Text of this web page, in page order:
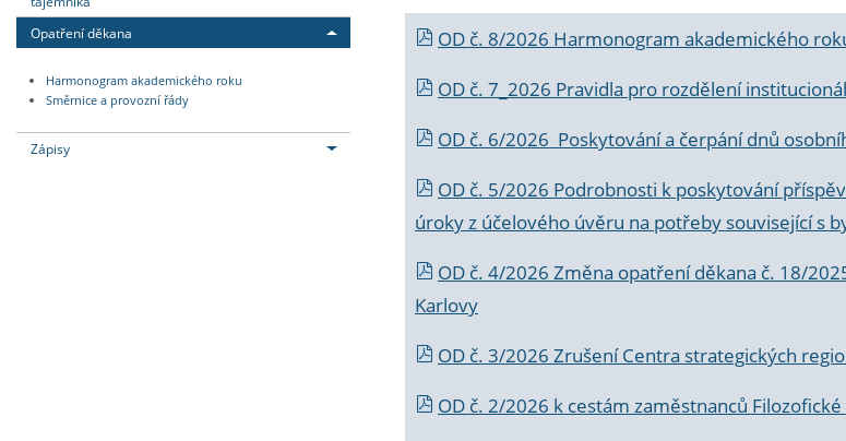
Opatření děkana
Harmonogram akademického roku
Směrnice a provozní řády
Zápisy
OD č. 8/2026 Harmonogram akademického
OD č. 7_2026 Pravidla pro rozdělení
OD č. 6/2026 Poskytování a čerpání dnů
OD č. 5/2026 Podrobnosti k poskytování
úroky z účelového úvěru na potřeby související s
OD č. 4/2026 Změna opatření děkana č. 18/
Karlovy
OD č. 3/2026 Zrušení Centra strategických
OD č. 2/2026 k cestám zaměstnanců